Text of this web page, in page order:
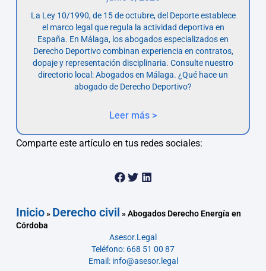
La Ley 10/1990, de 15 de octubre, del Deporte establece
el marco legal que regula la actividad deportiva en
España. En Málaga, los abogados especializados en
Derecho Deportivo combinan experiencia en contratos,
dopaje y representación disciplinaria. Consulte nuestro
directorio local: Abogados en Málaga. ¿Qué hace un
abogado de Derecho Deportivo?
Leer más >
Comparte este artículo en tus redes sociales:
Inicio» Derecho civil »Abogados Derecho Energía en
Córdoba
Asesor.Legal
Teléfono: 668 51 00 87
Email: info@asesor.legal